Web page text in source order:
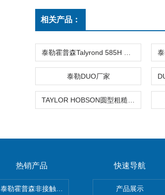
相关产品：
泰勒DUO厂家
热销产品
泰勒霍普森非接触式轮廓仪LUPHOScan 850 HD
快速导航
产品展示